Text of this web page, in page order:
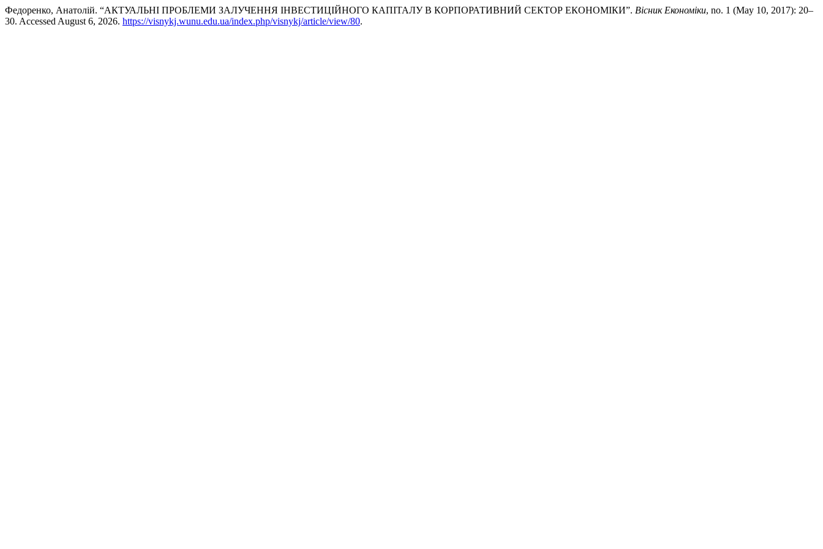
Федоренко, Анатолій. “АКТУАЛЬНІ ПРОБЛЕМИ ЗАЛУЧЕННЯ ІНВЕСТИЦІЙНОГО КАПІТАЛУ В КОРПОРАТИВНИЙ СЕКТОР ЕКОНОМІКИ”. Вісник Економіки, no. 1 (May 10, 2017): 20–
30. Accessed August 6, 2026. https://visnykj.wunu.edu.ua/index.php/visnykj/article/view/80.